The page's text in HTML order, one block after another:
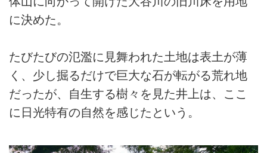
に決めた。
たびたびの氾濫に見舞われた土地は表土が薄
く、少し掘るだけで巨大な石が転がる荒れ地
だったが、自生する樹々を見た井上は、ここ
に日光特有の自然を感じたという。